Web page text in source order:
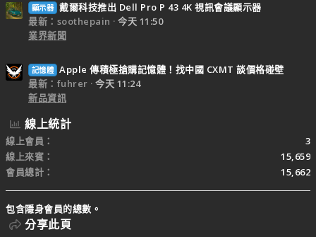
顯示器 戴爾科技推出 Dell Pro P 43 4K 視訊會議顯示器
最新：soothepain
今天 11:50
業界新聞
記憶體 Apple 傳積極搶購記憶體！找中國 CXMT 談價格碰壁
最新：fuhrer
今天 11:24
新品資訊
線上統計
線上會員
3
線上來賓
15,659
會員總計
15,662
包含隱身會員的總數。
分享此頁